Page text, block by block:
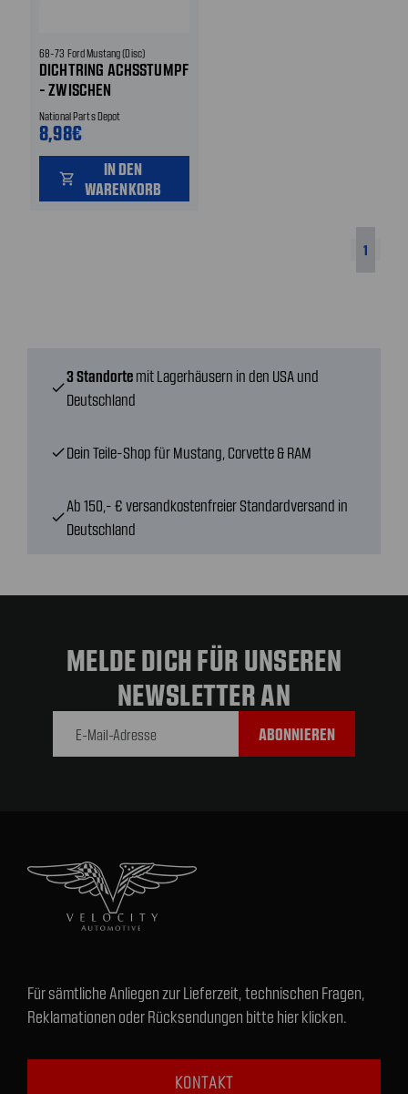
68-73 Ford Mustang (Disc)
DICHTRING ACHSSTUMPF
- ZWISCHEN
SPRITZSCHUTZBLECH
UND SPINDEL MIT
SCHEIBENBREMSE
VORNE
National Parts Depot
8,98€
shopping_cart
IN DEN
WARENKORB
1
check
3 Standorte mit Lagerhäusern in den USA und
Deutschland
checkDein Teile-Shop für Mustang, Corvette & RAM
check
Ab 150,- € versandkostenfreier Standardversand in
Deutschland
MELDE DICH FÜR UNSEREN
NEWSLETTER AN
Für sämtliche Anliegen zur Lieferzeit, technischen Fragen,
Reklamationen oder Rücksendungen bitte hier klicken.
KONTAKT